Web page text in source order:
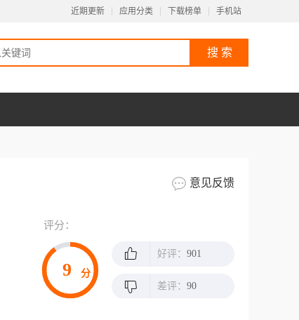
近期更新 应用分类 下载榜单 手机站
意见反馈
评分：
9 分
好评： 901
差评： 90